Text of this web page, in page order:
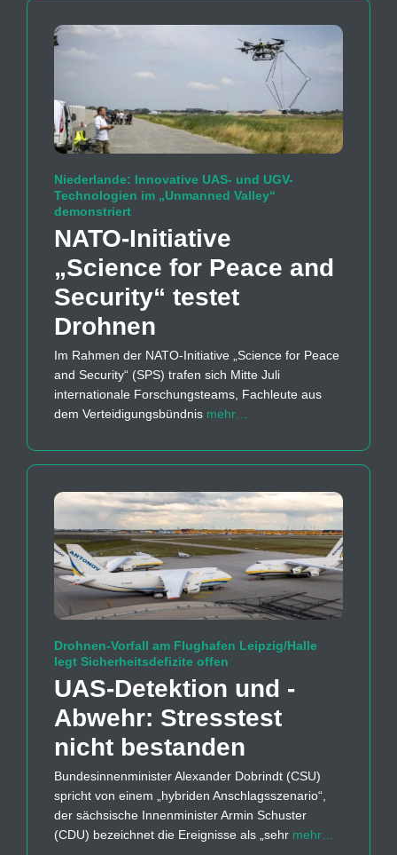
Niederlande: Innovative UAS- und UGV-
Technologien im „Unmanned Valley“
demonstriert
NATO-Initiative
„Science for Peace and
Security“ testet
Drohnen
Im Rahmen der NATO-Initiative „Science for Peace
and Security“ (SPS) trafen sich Mitte Juli
internationale Forschungsteams, Fachleute aus
dem Verteidigungsbündnis mehr…
Drohnen-Vorfall am Flughafen Leipzig/Halle
legt Sicherheitsdefizite offen
UAS-Detektion und -
Abwehr: Stresstest
nicht bestanden
Bundesinnenminister Alexander Dobrindt (CSU)
spricht von einem „hybriden Anschlagsszenario“,
der sächsische Innenminister Armin Schuster
(CDU) bezeichnet die Ereignisse als „sehr mehr…